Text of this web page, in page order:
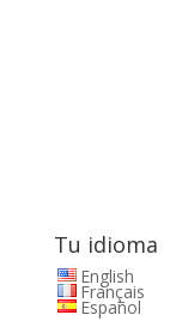
Tu idioma
English
Français
Español